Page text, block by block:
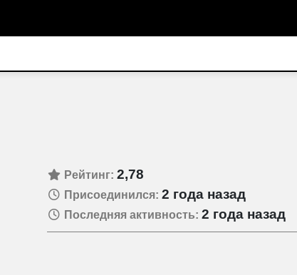
Рейтинг: 2,78
Присоединился: 2 года назад
Последняя активность: 2 года назад